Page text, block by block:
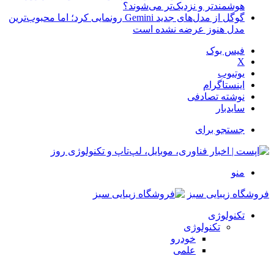
هوشمندتر و نزدیک‌تر می‌شوند؟
گوگل از مدل‌های جدید Gemini رونمایی کرد؛ اما محبوب‌ترین
مدل هنوز عرضه نشده است
فیس بوک
X
یوتیوب
اینستاگرام
نوشته تصادفی
سایدبار
جستجو برای
منو
فروشگاه زیبایی سبز
تکنولوژی
تکنولوژی
خودرو
علمی